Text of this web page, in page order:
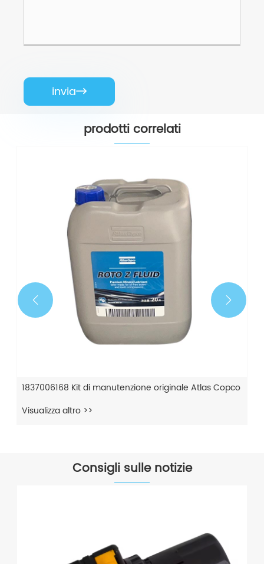
invia
prodotti correlati
1837006168 Kit di manutenzione originale Atlas Copco
Visualizza altro >>
 
Consigli sulle notizie